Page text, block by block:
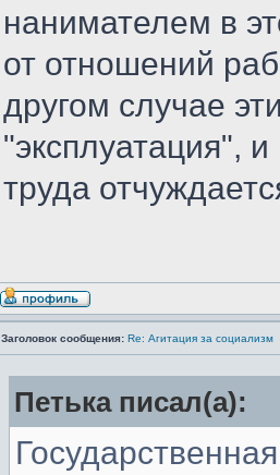
нанимателем в
от отношений
другом случае
"эксплуатация",
труда
Заголовок сообщения: Re: Агитация за социализм
Петька писал(а):